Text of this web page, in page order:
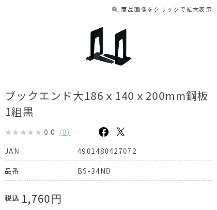
商品画像をクリックで拡大表示
ブックエンド大186ｘ140ｘ200mm鋼板
1組黒
0.0 (0)
JAN
4901480427072
品番 BS-34ND
税込 1,760円